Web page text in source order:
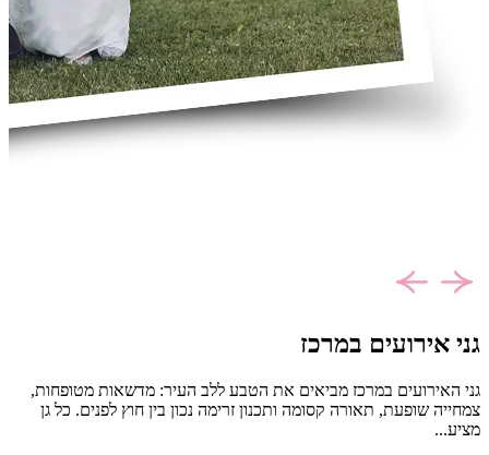
גני אירועים במרכז
גני האירועים במרכז מביאים את הטבע ללב העיר: מדשאות מטופחות,
צמחייה שופעת, תאורה קסומה ותכנון זרימה נכון בין חוץ לפנים. כל גן
מציע...